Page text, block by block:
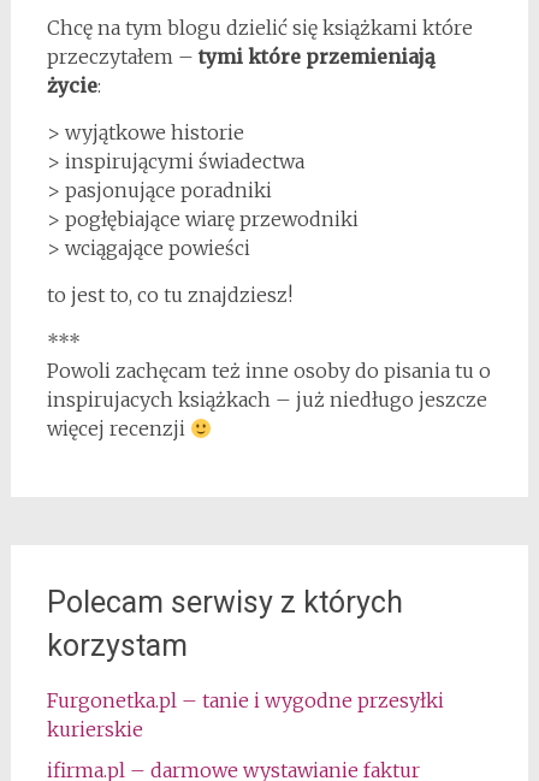
Chcę na tym blogu dzielić się książkami które
przeczytałem –tymi które przemieniają
życie:
> wyjątkowe historie
> inspirującymi świadectwa
> pasjonujące poradniki
> pogłębiające wiarę przewodniki
> wciągające powieści
to jest to, co tu znajdziesz!
***
Powoli zachęcam też inne osoby do pisania tu o
inspirujacych książkach – już niedługo jeszcze
więcej recenzji
Polecam serwisy z których
korzystam
Furgonetka.pl – tanie i wygodne przesyłki
kurierskie
ifirma.pl – darmowe wystawianie faktur